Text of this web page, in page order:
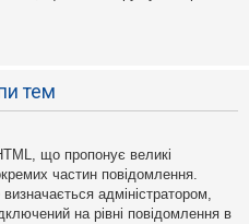
тем
що пропонує великі
частин повідомлення.
адміністратором,
на рівні повідомлення в